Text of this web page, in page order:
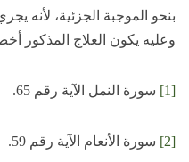
بنحو الموجبة الجزئية، لأنه
وعليه يكون العلاج المذكور
[1] سورة النمل الآية رقم 65.
[2] سورة الأنعام الآية رقم 59.